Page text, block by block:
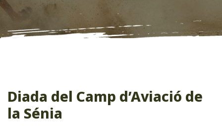
Diada del Camp d’Aviació de
la Sénia